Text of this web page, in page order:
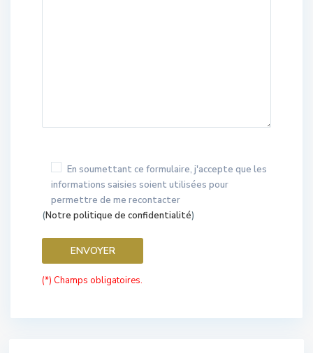
En soumettant ce formulaire, j'accepte que les
informations saisies soient utilisées pour
permettre de me recontacter
(Notre politique de confidentialité)
(*) Champs obligatoires.